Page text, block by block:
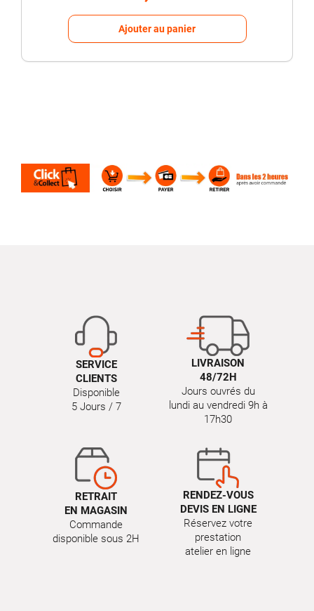
Ajouter au panier
SERVICE
CLIENTS
Disponible
5 Jours / 7
LIVRAISON
48/72H
Jours ouvrés du
lundi au vendredi 9h à
17h30
RETRAIT
EN MAGASIN
Commande
disponible sous 2H
RENDEZ-VOUS
DEVIS EN LIGNE
Réservez votre
prestation
atelier en ligne